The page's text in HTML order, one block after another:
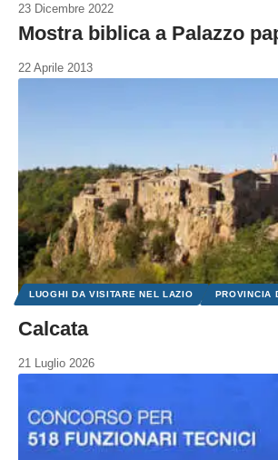
23 Dicembre 2022
Mostra biblica a Palazzo
22 Aprile 2013
LUOGHI DA VISITARE NEL LAZIO PROVINCIA
Calcata
21 Luglio 2026